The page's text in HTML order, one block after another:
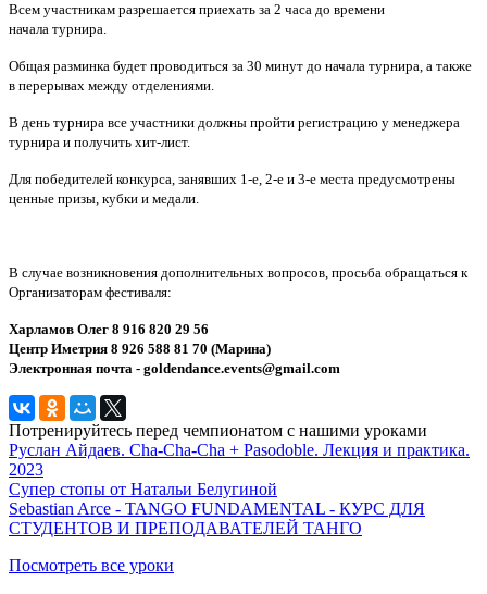
Всем участникам разрешается приехать за 2 часа до времени
начала турнира.
Общая разминка будет проводиться за 30 минут до начала турнира, а также
в перерывах между отделениями.
В день турнира все участники должны пройти регистрацию у менеджера
турнира и получить хит-лист.
Для победителей конкурса, занявших 1-е, 2-е и 3-е места предусмотрены
ценные призы, кубки и медали.
В случае возникновения дополнительных вопросов, просьба обращаться к
Организаторам фестиваля:
Харламов Олег 8 916 820 29 56
Центр Иметрия 8 926 588 81 70 (Марина)
Электронная почта - goldendance.events@gmail.com
Потренируйтесь перед чемпионатом с нашими уроками
Руслан Айдаев. Cha-Cha-Cha + Pasodoble. Лекция и практика.
2023
Супер стопы от Натальи Белугиной
Sebastian Arce - TANGO FUNDAMENTAL - КУРС ДЛЯ
СТУДЕНТОВ И ПРЕПОДАВАТЕЛЕЙ ТАНГО
Посмотреть все уроки